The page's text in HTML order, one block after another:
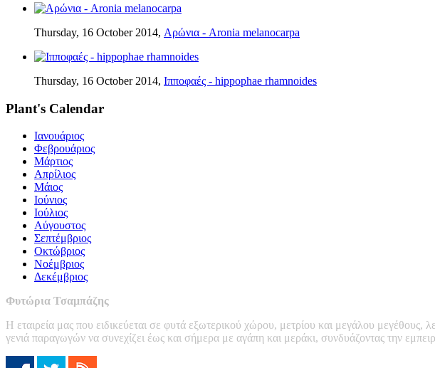
Thursday, 16 October 2014, Αρώνια - Aronia melanocarpa
Thursday, 16 October 2014, Ιπποφαές - hippophae rhamnoides
Plant's Calendar
Ιανουάριος
Φεβρουάριος
Μάρτιος
Απρίλιος
Μάιος
Ιούνιος
Ιούλιος
Αύγουστος
Σεπτέμβριος
Οκτώβριος
Νοέμβριος
Δεκέμβριος
Φυτώρια Τσαμπάζης
Η εταιρεία μας που ειδικεύεται σε φυτά εξωτερικού χώρου, μετρίου και μεγάλου μεγέθους,
γενιά παραγωγών να συνεχίζει έως και σήμερα με αγάπη και μεράκι, συνδυάζοντας την